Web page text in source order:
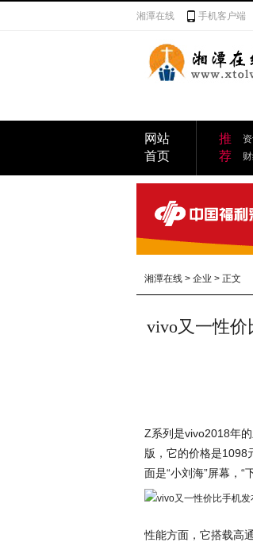
湘潭在线 手机客户端
网站
首页
推
荐
湘潭在线 > 企业 > 正文
vivo又一性
Z系列是vivo2018年
版，它的价格是1098
面是“小刘海”屏幕，“
性能方面，它搭载高